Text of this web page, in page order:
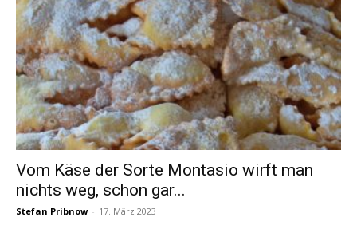
Vom Käse der Sorte Montasio wirft man
nichts weg, schon gar...
Stefan Pribnow - 17. März 2023